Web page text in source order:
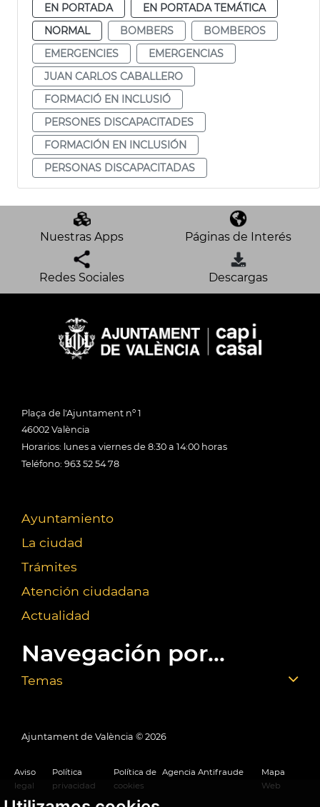
EN PORTADA
EN PORTADA TEMÁTICA
NORMAL
BOMBERS
BOMBEROS
EMERGENCIES
EMERGENCIAS
JUAN CARLOS CABALLERO
FORMACIÓ EN INCLUSIÓ
PERSONES DISCAPACITADES
FORMACIÓN EN INCLUSIÓN
PERSONAS DISCAPACITADAS
Nuestras Apps Páginas de Interés
Redes Sociales Descargas
Plaça de l'Ajuntament nº 1
46002 València
Horarios: lunes a viernes de 8:30 a 14:00 horas
Teléfono: 963 52 54 78
Ayuntamiento
La ciudad
Trámites
Atención ciudadana
Actualidad
Navegación por...
Temas
Ajuntament de València © 2026
Aviso
legal
Política
privacidad
Política de
cookies
Agencia Antifraude
Mapa
Web